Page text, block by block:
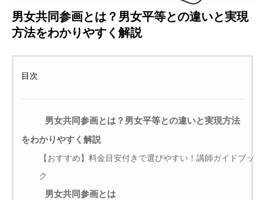
男女共同参画とは？男女平等との違いと実現
方法をわかりやすく解説
目次
男女共同参画とは？男女平等との違いと実現方法
をわかりやすく解説
【おすすめ】料金目安付きで選びやすい！講師ガイドブッ
ク
男女共同参画とは